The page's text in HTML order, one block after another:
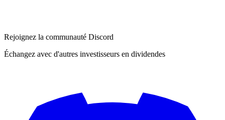
Rejoignez la communauté Discord
Échangez avec d'autres investisseurs en dividendes